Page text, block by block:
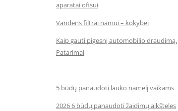
aparatai ofisui
Vandens filtrai namui – kokybei
Kaip gauti pigesnį automobilio draudimą.
Patarimai
5 būdų panaudoti lauko namelį vaikams
2026 6 būdų panaudoti žaidimų aikšteles